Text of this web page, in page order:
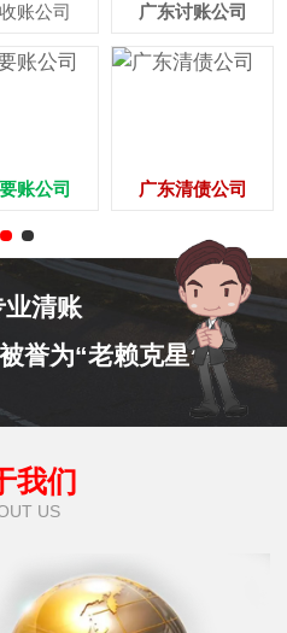
账公司
账公司
广东讨账公司
广东清债公司
清账
誉为“老赖克星”
我们
US